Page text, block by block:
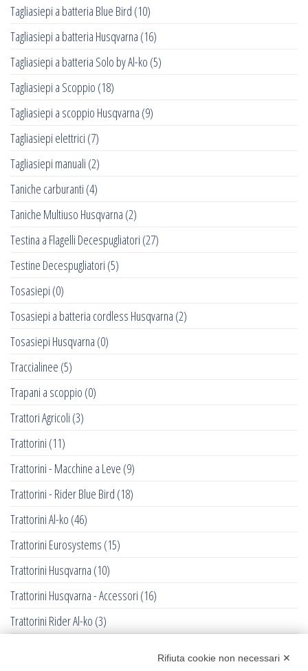
Tagliasiepi a batteria Blue Bird (10)
Tagliasiepi a batteria Husqvarna (16)
Tagliasiepi a batteria Solo by Al-ko (5)
Tagliasiepi a Scoppio (18)
Tagliasiepi a scoppio Husqvarna (9)
Tagliasiepi elettrici (7)
Tagliasiepi manuali (2)
Taniche carburanti (4)
Taniche Multiuso Husqvarna (2)
Testina a Flagelli Decespugliatori (27)
Testine Decespugliatori (5)
Tosasiepi (0)
Tosasiepi a batteria cordless Husqvarna (2)
Tosasiepi Husqvarna (0)
Traccialinee (5)
Trapani a scoppio (0)
Trattori Agricoli (3)
Trattorini (11)
Trattorini - Macchine a Leve (9)
Trattorini - Rider Blue Bird (18)
Trattorini Al-ko (46)
Trattorini Eurosystems (15)
Trattorini Husqvarna (10)
Trattorini Husqvarna - Accessori (16)
Trattorini Rider Al-ko (3)
Rifiuta cookie non necessari ✕